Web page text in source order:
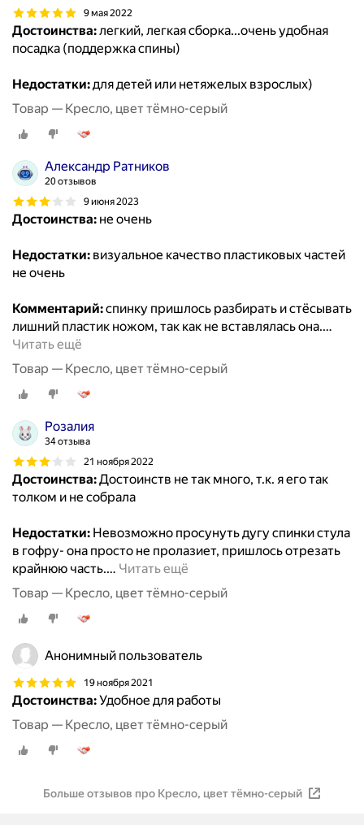
9 мая 2022
Достоинства:легкий, легкая сборка...очень удобная
посадка (поддержка спины)
Недостатки:для детей или нетяжелых взрослых)
Товар — Кресло, цвет тёмно-серый
Александр Ратников
20 отзывов
9 июня 2023
Достоинства: не очень
Недостатки: визуальное качество пластиковых частей
не очень
Комментарий:спинку пришлось разбирать и стёсывать
лишний пластик ножом, так как не вставлялась она.…
Читать ещё
Товар — Кресло, цвет тёмно-серый
Розалия
34 отзыва
21 ноября 2022
Достоинства:Достоинств не так много, т.к. я его так
толком и не собрала
Недостатки: Невозможно просунуть дугу спинки стула
в гофру- она просто не пролазиет, пришлось отрезать
крайнюю часть.… Читать ещё
Товар — Кресло, цвет тёмно-серый
Анонимный пользователь
19 ноября 2021
Достоинства:Удобное для работы
Товар — Кресло, цвет тёмно-серый
Больше отзывов про Кресло, цвет тёмно-серый